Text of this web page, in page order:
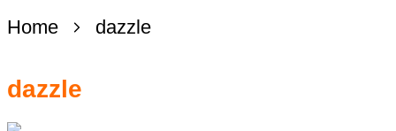
Home dazzle
dazzle